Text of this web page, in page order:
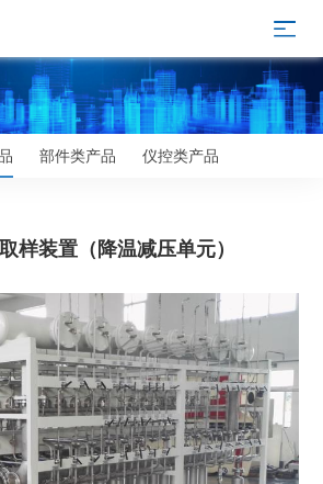
部件类产品 仪控类产品
样装置（降温减压单元）